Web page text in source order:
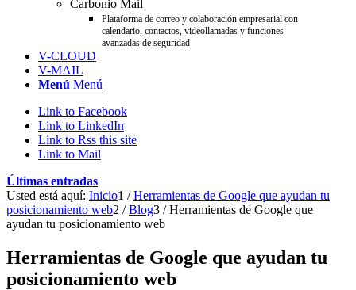
Carbonio Mail
Plataforma de correo y colaboración empresarial con
calendario, contactos, videollamadas y funciones
avanzadas de seguridad
V-CLOUD
V-MAIL
Menú Menú
Link to Facebook
Link to LinkedIn
Link to Rss this site
Link to Mail
Últimas entradas
Usted está aquí: Inicio1 / Herramientas de Google que ayudan tu
posicionamiento web2 / Blog3 / Herramientas de Google que
ayudan tu posicionamiento web
Herramientas de Google que ayudan tu
posicionamiento web